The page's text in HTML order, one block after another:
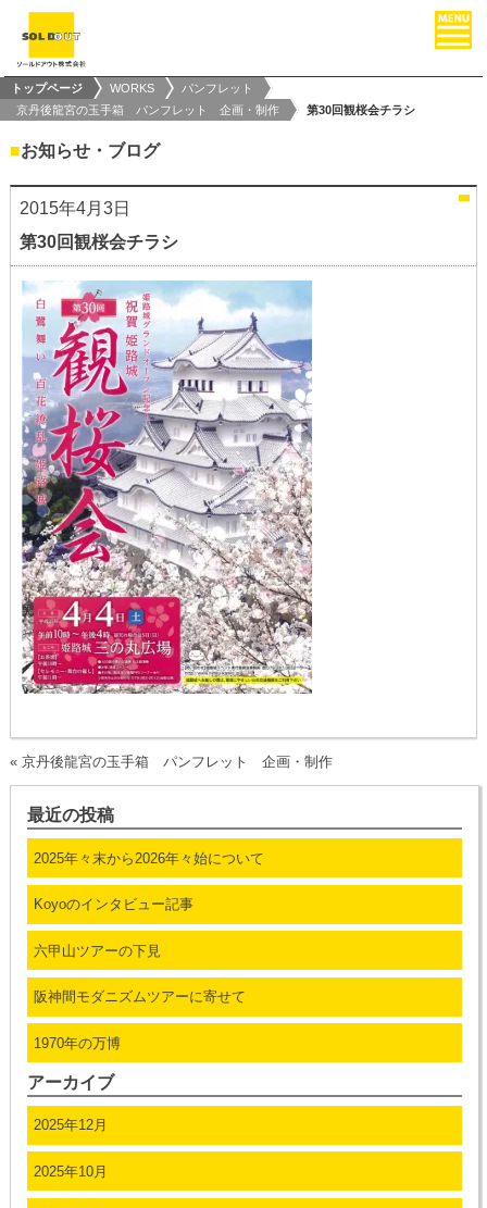
トップページ WORKS
パンフレット
京丹後龍宮の玉手箱 パンフレット 企画・制作
第30回観桜会チラシ
■お知らせ・ブログ
2015年4月3日
第30回観桜会チラシ
« 京丹後龍宮の玉手箱 パンフレット 企画・制作
最近の投稿
2025年々末から2026年々始について
Koyoのインタビュー記事
六甲山ツアーの下見
阪神間モダニズムツアーに寄せて
1970年の万博
アーカイブ
2025年12月
2025年10月